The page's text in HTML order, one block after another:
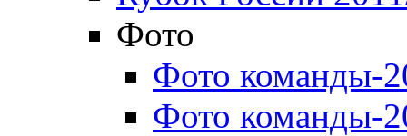
Фото
Фото команды-
Фото команды-